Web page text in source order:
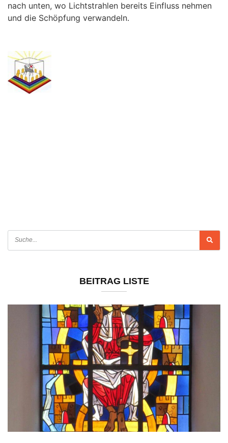
nach unten, wo Lichtstrahlen bereits Einfluss nehmen
und die Schöpfung verwandeln.
BEITRAG LISTE